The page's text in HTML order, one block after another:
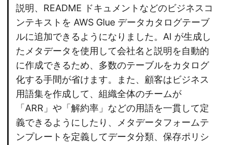
説明、README ドキュメントなどのビジネスコ
ンテキストを AWS Glue データカタログテーブ
ルに追加できるようになりました。AI が生成し
たメタデータを使用して会社名と説明を自動的
に作成できるため、多数のテーブルをカタログ
化する手間が省けます。また、顧客はビジネス
用語集を作成して、組織全体のチームが
「ARR」や「解約率」などの用語を一貫して定
義できるようにしたり、メタデータフォームテ
ンプレートを定義してデータ分類、保存ポリシ